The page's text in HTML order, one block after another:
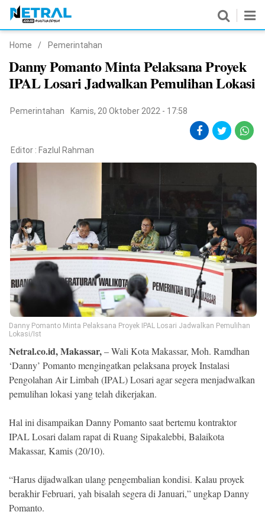
Nasional
Pemerintahan
Hukrim
Peristiwa
Olahraga
Ekonomi
Memori
©
Copyright
.
Right
Reserved
Home / Pemerintahan
Danny Pomanto Minta Pelaksana Proyek
IPAL Losari Jadwalkan Pemulihan Lokasi
Pemerintahan Kamis, 20 Oktober 2022 - 17:58
Editor : Fazlul Rahman
Danny Pomanto Minta Pelaksana Proyek IPAL Losari Jadwalkan Pemulihan
Lokasi/Ist
Netral.co.id, Makassar,– Wali Kota Makassar, Moh. Ramdhan
‘Danny’ Pomanto mengingatkan pelaksana proyek Instalasi
Pengolahan Air Limbah (IPAL) Losari agar segera menjadwalkan
pemulihan lokasi yang telah dikerjakan.
Hal ini disampaikan Danny Pomanto saat bertemu kontraktor
IPAL Losari dalam rapat di Ruang Sipakalebbi, Balaikota
Makassar, Kamis (20/10).
“Harus dijadwalkan ulang pengembalian kondisi. Kalau proyek
berakhir Februari, yah bisalah segera di Januari,” ungkap Danny
Pomanto.